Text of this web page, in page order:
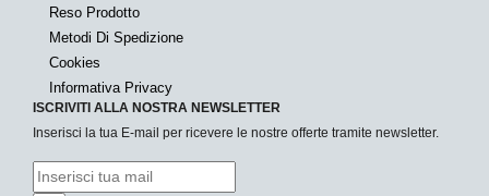
Reso Prodotto
Metodi Di Spedizione
Cookies
Informativa Privacy
ISCRIVITI ALLA NOSTRA NEWSLETTER
Inserisci la tua E-mail per ricevere le nostre offerte tramite newsletter.